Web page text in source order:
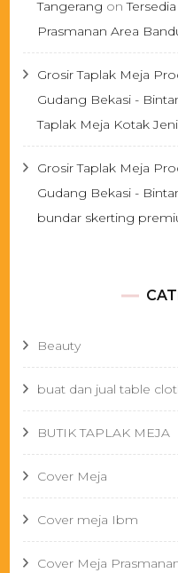
Tangerang on
Prasmanan Area
Grosir Taplak Meja
Gudang Bekasi -
Taplak Meja Kotak
Grosir Taplak Meja
Gudang Bekasi -
bundar skerting
Beauty
buat dan jual table
BUTIK TAPLAK MEJA
Cover Meja
Cover meja Ibm
Cover Meja